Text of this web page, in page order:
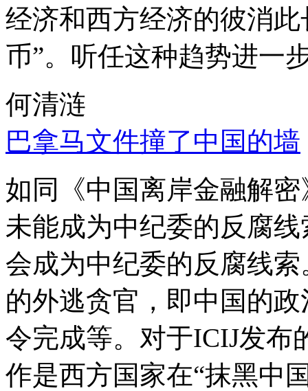
经济和西方经济的彼消
币”。听任这种趋势进一
何清涟
巴拿马文件撞了中国的墙
如同《中国离岸金融解
未能成为中纪委的反腐
会成为中纪委的反腐线
的外逃贪官，即中国的
令完成等。对于ICIJ发布
作是西方国家在“抹黑中